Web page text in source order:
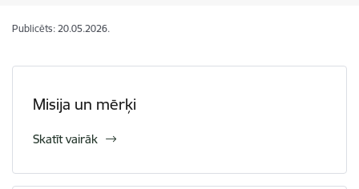
Publicēts: 20.05.2026.
Misija un mērķi
Skatīt vairāk